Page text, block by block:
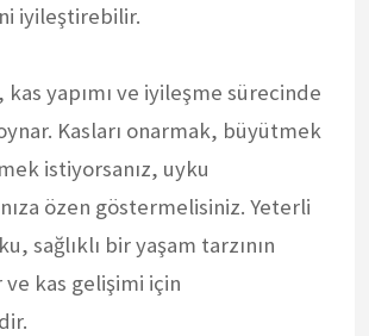
iyileştirebilir.
yapımı ve iyileşme sürecinde
Kasları onarmak, büyütmek
istiyorsanız, uyku
özen göstermelisiniz. Yeterli
sağlıklı bir yaşam tarzının
ve kas gelişimi için